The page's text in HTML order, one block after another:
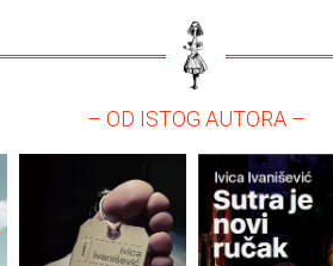
– OD ISTOG AUTORA –